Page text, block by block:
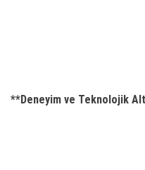
**Deneyim ve Teknolojik